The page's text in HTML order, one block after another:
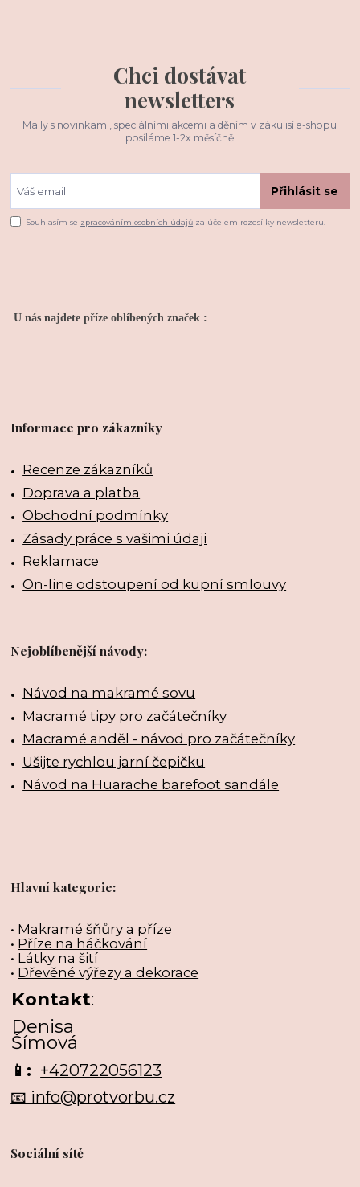
Chci dostávat
newsletters
Maily s novinkami, speciálními akcemi a děním v zákulisí e-shopu
posíláme 1-2x měsíčně
Přihlásit se
Souhlasím se zpracováním osobních údajů za účelem rozesílky newsletteru.
U nás najdete příze oblíbených značek :
Informace pro zákazníky
Recenze zákazníků
Doprava a platba
Obchodní podmínky
Zásady práce s vašimi údaji
Reklamace
On-line odstoupení od kupní smlouvy
Nejoblíbenější návody:
Návod na makramé sovu
Macramé tipy pro začátečníky
Macramé anděl - návod pro začátečníky
Ušijte rychlou jarní čepičku
Návod na Huarache barefoot sandále
Hlavní kategorie:
• Makramé šňůry a příze
• Příze na háčkování
• Látky na šití
• Dřevěné výřezy a dekorace
Kontakt:
Denisa
Šímová
📱: +420722056123
📧 info@protvorbu.cz
Sociální sítě